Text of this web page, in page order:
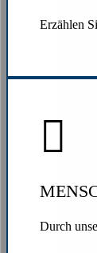
Erzählen
Durch